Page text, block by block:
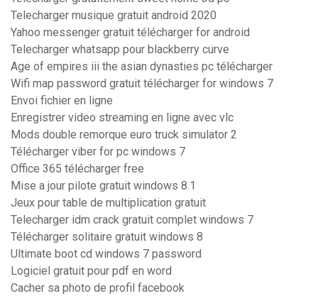
Telecharger musique gratuit android 2020
Yahoo messenger gratuit télécharger for android
Telecharger whatsapp pour blackberry curve
Age of empires iii the asian dynasties pc télécharger
Wifi map password gratuit télécharger for windows 7
Envoi fichier en ligne
Enregistrer video streaming en ligne avec vlc
Mods double remorque euro truck simulator 2
Télécharger viber for pc windows 7
Office 365 télécharger free
Mise a jour pilote gratuit windows 8.1
Jeux pour table de multiplication gratuit
Telecharger idm crack gratuit complet windows 7
Télécharger solitaire gratuit windows 8
Ultimate boot cd windows 7 password
Logiciel gratuit pour pdf en word
Cacher sa photo de profil facebook